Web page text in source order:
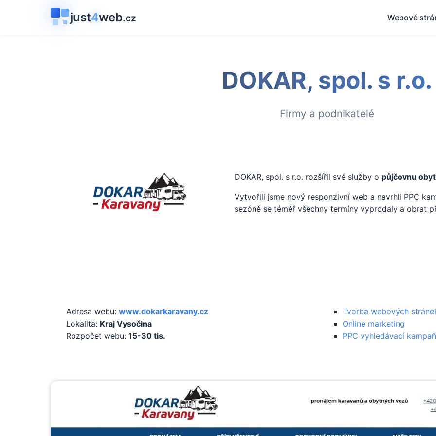
just4web.cz Webové
DOKAR, spol. s r.o.
Firmy a podnikatelé
DOKAR, spol. s r.o. rozšířil své služby o půjčovnu
Vytvořili jsme nový responzivní web a navrhli PPC
sezóně se téměř všechny termíny vyprodaly a obrat
Adresa webu: www.dokarkaravany.cz
Lokalita: Kraj Vysočina
Rozpočet webu: 15-30 tis.
Tvorba webových
Online marketing
PPC vyhledávací kampaň